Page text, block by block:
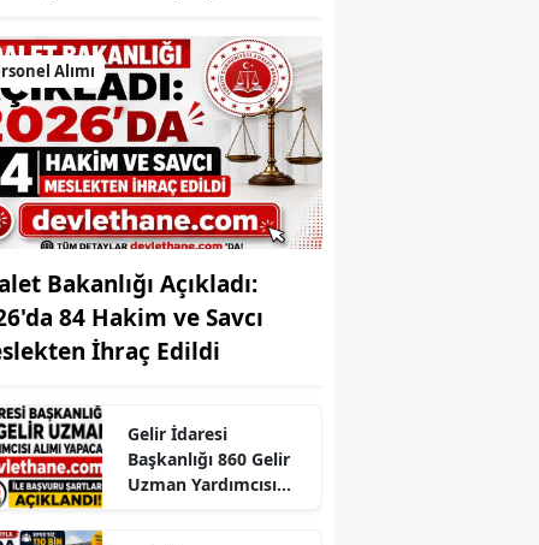
Diyarbakır
Edirne
Elazığ
Erzincan
Erzurum
Eskişehir
Gaziantep
Gümüşhane
Alımı
Bakanlığı Açıkladı:
84 Hakim ve Savcı
İhraç Edildi
Gelir İdaresi
Başkanlığı 860 Gelir
Uzman Yardımcısı